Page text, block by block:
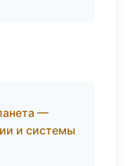
—
и системы